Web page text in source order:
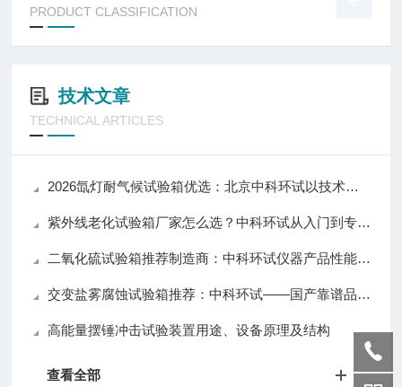
PRODUCT CLASSIFICATION
技术文章
TECHNICAL ARTICLES
2026氙灯耐气候试验箱优选：北京中科环试以技术实力推动行业应用升级
紫外线老化试验箱厂家怎么选？中科环试从入门到专业级全覆盖值得关注
二氧化硫试验箱推荐制造商：中科环试仪器产品性能与口碑解析
交变盐雾腐蚀试验箱推荐：中科环试——国产靠谱品牌，质量与口碑兼具
高能量摆锤冲击试验装置用途、设备原理及结构
查看全部